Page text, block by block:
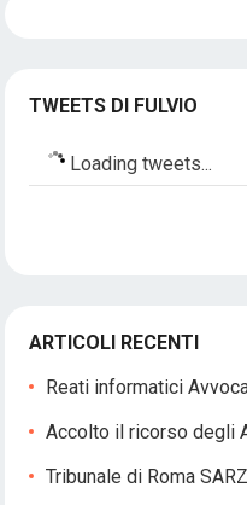
TWEETS DI FULVIO
Loading tweets...
ARTICOLI RECENTI
Reati informatici
Accolto il ricorso degli
Tribunale di Roma